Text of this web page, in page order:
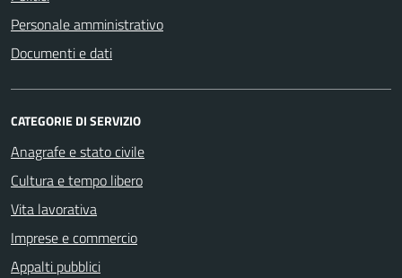
Personale amministrativo
Documenti e dati
CATEGORIE DI SERVIZIO
Anagrafe e stato civile
Cultura e tempo libero
Vita lavorativa
Imprese e commercio
Appalti pubblici